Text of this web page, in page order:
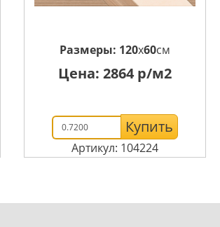
Размеры: 120x60см
Цена: 2864р/м2
Купить
Артикул: 104224